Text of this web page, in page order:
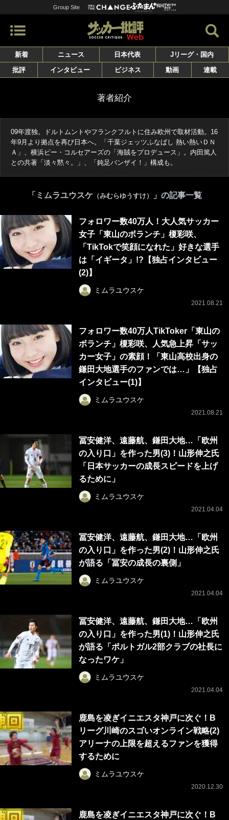
Group Site
新着 ニュース 日本代表
Jリーグ・国内
批評
インタビュー ビジネス 動画 連載
著者紹介
09年渡独。ドルトムントやフランクフルトに住み欧州で取材活動。16
年9月より拠点を再び日本へ。「千葉ジェッツふなばし 熱い熱いＤＮ
Ａ」、横浜ビー・コルセアーズの「海賊をプロデュース」。内田篤人
との共著「淡々黙々。」、「鈍足バンザイ！」構成も。
「ミムラユウスケ（みむらゆうすけ） 」の記事一覧
フォロワー数40万人！大人気サッカー
女子「東山のボランチ」榎彩咲、
「TikTokで笑顔になれた」好きな選手
は「イギータ」!?【独占インタビュー
(2)】
ミムラユウスケ
2021.08.21
フォロワー数40万人TikToker「東山の
ボランチ」榎彩咲、人気急上昇「サッ
カー女子」の素顔！「東山高校出身の
鎌田大地選手のファンでは…」【独占
インタビュー(1)】
ミムラユウスケ
2021.08.21
冨安健洋、遠藤航、鎌田大地…「欧州
の入り口」を作った男(3)！山形伸之氏
「日本サッカーの成長スピードを上げ
るために」
ミムラユウスケ
2021.04.04
冨安健洋、遠藤航、鎌田大地…「欧州
の入り口」を作った男(2)！山形伸之氏
が語る「冨安の成長の裏側」
ミムラユウスケ
2021.04.04
冨安健洋、遠藤航、鎌田大地…「欧州
の入り口」を作った男(1)！山形伸之氏
が語る「ポルトガル2部クラブの社長に
なったワケ」
ミムラユウスケ
2021.04.04
鹿島を凌ぎイニエスタ神戸に次ぐ！B
リーグ川崎のスゴいオンライン戦略(2)
アリーナの上限を超えるファンを獲得
するために
ミムラユウスケ
2020.12.30
鹿島を凌ぎイニエスタ神戸に次ぐ！B